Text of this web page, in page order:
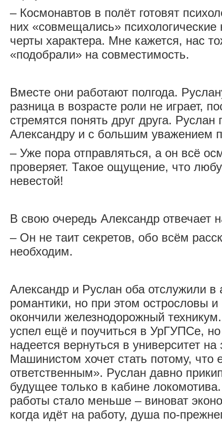
– Космонавтов в полёт готовят
них «совмещались» психологические
черты характера. Мне кажется, нас
«подобрали» на совместимость.
Вместе они работают полгода.
разница в возрасте роли не играет,
стремятся понять друг друга.
Александру и с большим уважением
– Уже пора отправляться, а он всё
проверяет. Такое ощущение, что
невестой!
В свою очередь Александр отвечает
– Он не таит секретов, обо всём
необходим.
Александр и Руслан оба отслужили в
романтики, но при этом острословы
окончили железнодорожный
успел ещё и поучиться в УрГУПСе, но
надеется вернуться в университет
Машинистом хочет стать потому, что
ответственным». Руслан давно
будущее только в кабине
работы стало меньше – виноват
когда идёт на работу, душа по-